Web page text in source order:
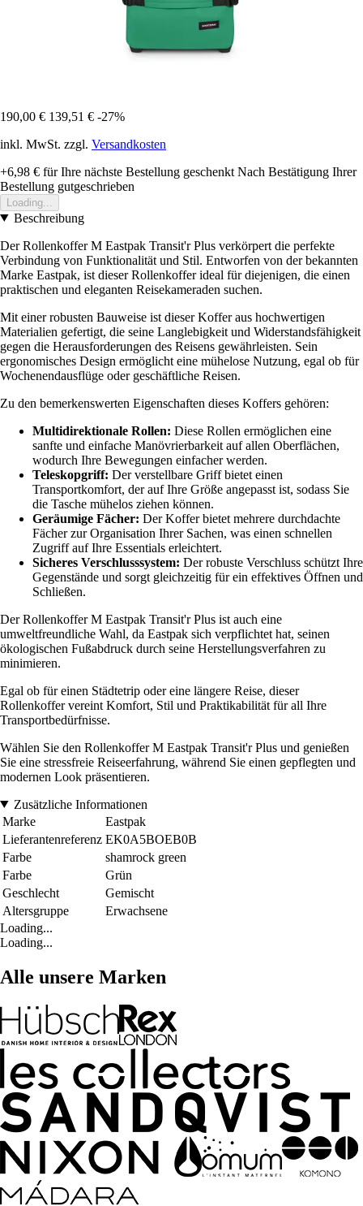
190,00 € 139,51 € -27%
inkl. MwSt. zzgl. Versandkosten
+6,98 € für Ihre nächste Bestellung geschenkt Nach Bestätigung Ihrer
Bestellung gutgeschrieben
Loading...
Beschreibung
Der Rollenkoffer M Eastpak Transit'r Plus verkörpert die perfekte
Verbindung von Funktionalität und Stil. Entworfen von der bekannten
Marke Eastpak, ist dieser Rollenkoffer ideal für diejenigen, die einen
praktischen und eleganten Reisekameraden suchen.
Mit einer robusten Bauweise ist dieser Koffer aus hochwertigen
Materialien gefertigt, die seine Langlebigkeit und Widerstandsfähigkeit
gegen die Herausforderungen des Reisens gewährleisten. Sein
ergonomisches Design ermöglicht eine mühelose Nutzung, egal ob für
Wochenendausflüge oder geschäftliche Reisen.
Zu den bemerkenswerten Eigenschaften dieses Koffers gehören:
Multidirektionale Rollen: Diese Rollen ermöglichen eine
sanfte und einfache Manövrierbarkeit auf allen Oberflächen,
wodurch Ihre Bewegungen einfacher werden.
Teleskopgriff: Der verstellbare Griff bietet einen
Transportkomfort, der auf Ihre Größe angepasst ist, sodass Sie
die Tasche mühelos ziehen können.
Geräumige Fächer: Der Koffer bietet mehrere durchdachte
Fächer zur Organisation Ihrer Sachen, was einen schnellen
Zugriff auf Ihre Essentials erleichtert.
Sicheres Verschlusssystem: Der robuste Verschluss schützt Ihre
Gegenstände und sorgt gleichzeitig für ein effektives Öffnen und
Schließen.
Der Rollenkoffer M Eastpak Transit'r Plus ist auch eine
umweltfreundliche Wahl, da Eastpak sich verpflichtet hat, seinen
ökologischen Fußabdruck durch seine Herstellungsverfahren zu
minimieren.
Egal ob für einen Städtetrip oder eine längere Reise, dieser
Rollenkoffer vereint Komfort, Stil und Praktikabilität für all Ihre
Transportbedürfnisse.
Wählen Sie den Rollenkoffer M Eastpak Transit'r Plus und genießen
Sie eine stressfreie Reiseerfahrung, während Sie einen gepflegten und
modernen Look präsentieren.
Zusätzliche Informationen
Marke
Eastpak
Lieferantenreferenz EK0A5BOEB0B
Farbe
shamrock green
Farbe
Grün
Geschlecht
Gemischt
Altersgruppe
Erwachsene
Loading...
Loading...
Alle unsere Marken